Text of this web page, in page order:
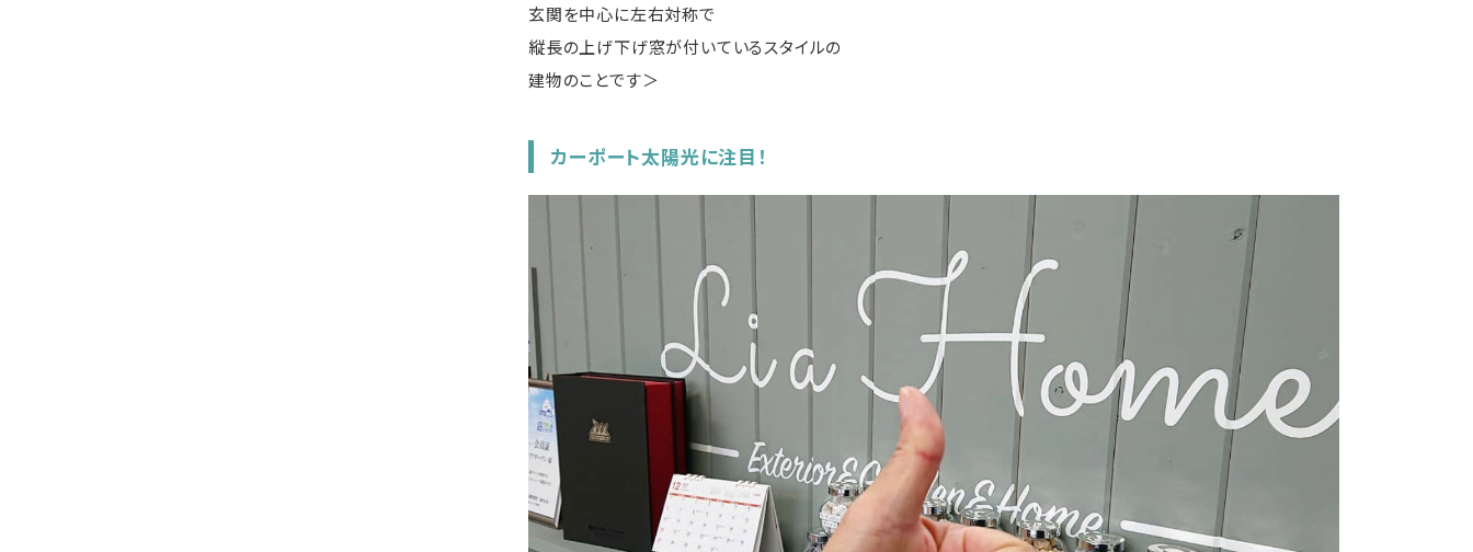
玄関を中心に左右対称で
縦長の上げ下げ窓が付いているスタイルの
建物のことです＞
カーポート太陽光に注目！